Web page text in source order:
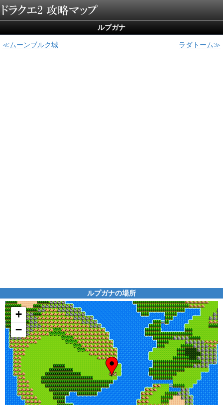
ルプガナ
ムーンブルク城 ラダトーム
ルプガナの場所
+
−